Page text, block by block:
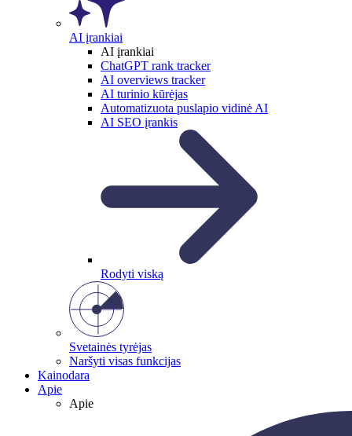
AI įrankiai
AI įrankiai
ChatGPT rank tracker
AI overviews tracker
AI turinio kūrėjas
Automatizuota puslapio vidinė AI
AI SEO įrankis
Rodyti viską
Svetainės tyrėjas
Naršyti visas funkcijas
Kainodara
Apie
Apie